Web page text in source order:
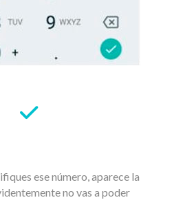
ese número, aparece la
no vas a poder